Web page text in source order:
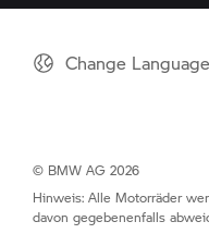
Change Language
© BMW AG 2026
Hinweis: Alle Motorräder
davon gegebenenfalls